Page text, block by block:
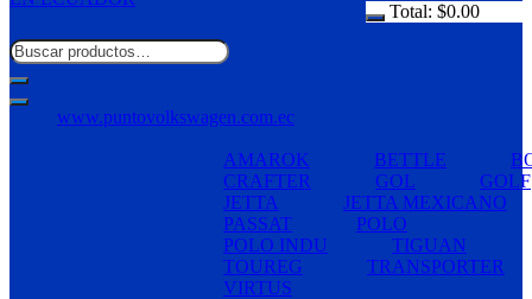
Total: $0.00
www.puntovolkswagen.com.ec
AMAROK BETTLE
CRAFTER
GOL
GOLF
JETTA
JETTA MEXICANO
PASSAT
POLO
POLO INDU
TIGUAN
TOUREG
TRANSPORTER
VIRTUS